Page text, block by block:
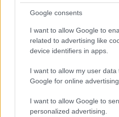
Google consents
I want to allow Google to
related to advertising like
device identifiers in apps.
I want to allow my user data
Google for online
I want to allow Google to
personalized advertising.
felülvizsgálat árnyékában?